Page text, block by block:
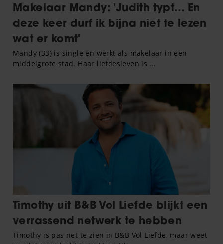
partners voor social media, adverteren en analyse. Deze
partners kunnen deze gegevens combineren met andere
informatie die u aan ze heeft verstrekt of die ze hebben
verzameld op basis van uw gebruik van hun services. U
gaat akkoord met onze cookies als u onze website blijft
gebruiken.